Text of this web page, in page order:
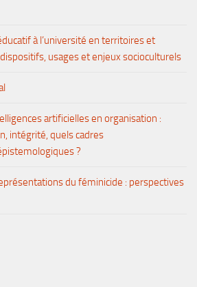
à l’université en territoires et
usages et enjeux socioculturels
artificielles en organisation :
intégrité, quels cadres
?
du féminicide : perspectives